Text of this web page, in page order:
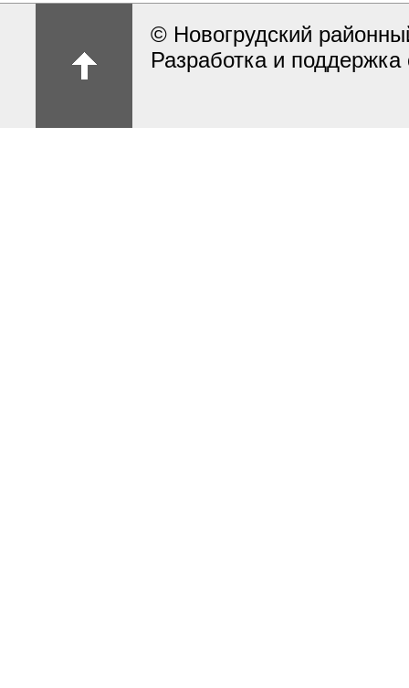
© Новогрудский
Разработка и поддержка